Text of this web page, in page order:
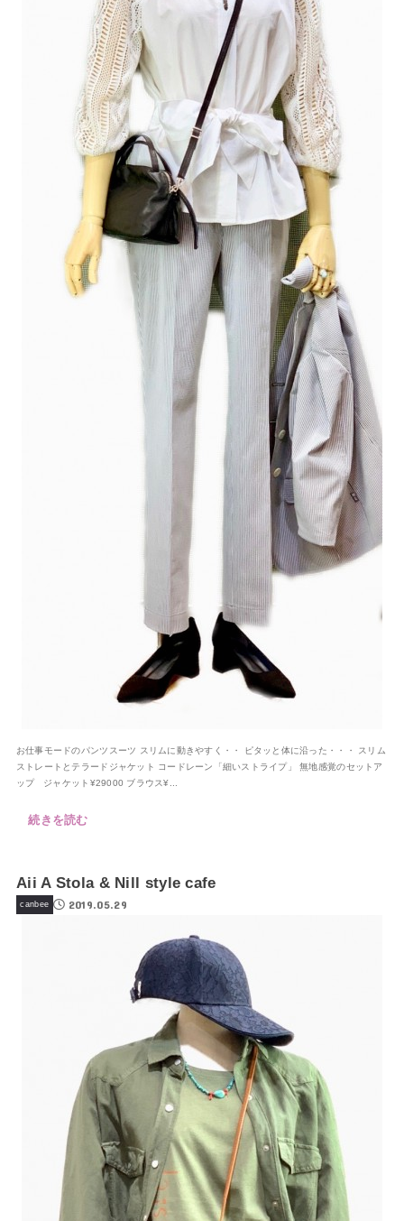
お仕事モードのパンツスーツ スリムに動きやすく・・ ピタッと体に沿った・・・ スリム
ストレートとテラードジャケット コードレーン「細いストライプ」 無地感覚のセットア
ップ ジャケット¥29000 ブラウス¥...
続きを読む
Aii A Stola & Nill style cafe
canbee 2019.05.29